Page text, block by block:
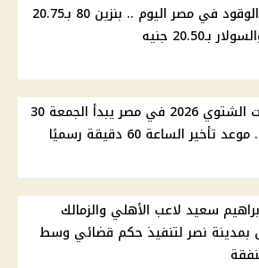
أسعار الوقود في مصر اليوم .. بنزين 80 بـ20.75
بـ20.50 جنيه
التوقيت الشتوي 2026 في مصر يبدأ الجمعة 30
تأخير الساعة 60 دقيقة رسميًا
سعيد لاعب الأهلي والزمالك
بمدينة نصر لتنفيذ حكم قضائي وسط